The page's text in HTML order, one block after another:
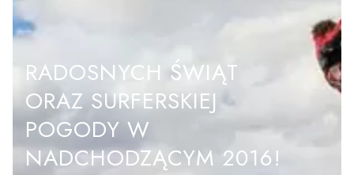
RADOSNYCH ŚWIĄT
ORAZ SURFERSKIEJ
POGODY W
NADCHODZĄCYM 2016!